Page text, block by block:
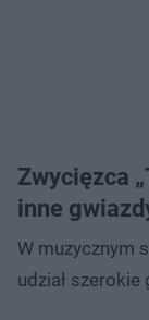
Zwycięzca
inne
W muzycznym
udział